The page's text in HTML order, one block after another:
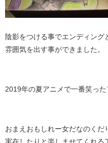
陰影をつける事でエンディング
雰囲気を出す事ができました。
2019年の夏アニメで一番笑った
おまえおもしれー女だなのくだ